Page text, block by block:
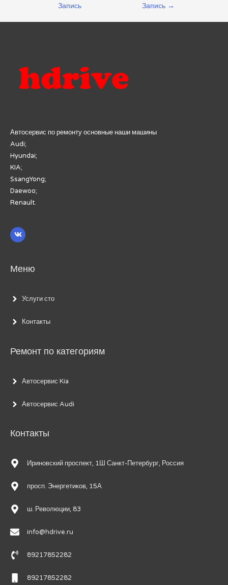
записям
Запись
Запись →
Автосервис по ремонту основные наши машины
Audi;
Hyundai;
KIA;
SsangYong;
Daewoo;
Renault.
Меню
Услуги сто
Контакты
Ремонт по категориям
Автосервис Kia
Автосервис Audi
Контакты
Ириновский проспект, 1Ш Санкт-Петербург, Россия
просп. Энергетиков, 15А
ш. Революции, 83
info@hdrive.ru
89217852282
89217852282